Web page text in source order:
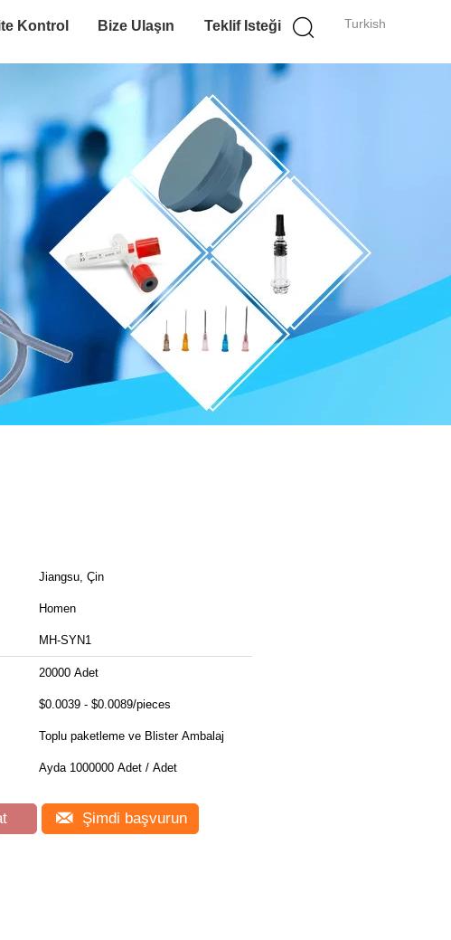
Turkish
Kontrol Bize Ulaşın Teklif Isteği
Jiangsu, Çin
Homen
MH-SYN1
20000 Adet
$0.0039 - $0.0089/pieces
Toplu paketleme ve Blister Ambalaj
Ayda 1000000 Adet / Adet
Şimdi başvurun